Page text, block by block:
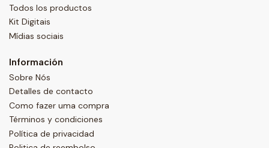
Todos los productos
Kit Digitais
Mídias sociais
Información
Sobre Nós
Detalles de contacto
Como fazer uma compra
Términos y condiciones
Política de privacidad